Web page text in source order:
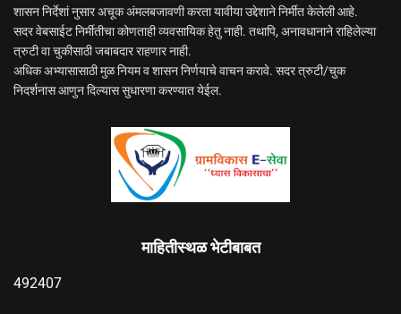
शासन निर्देशां नुसार अचूक अंमलबजावणी करता यावीया उद्देशाने निर्मीत केलेली आहे.
सदर वेबसाईट निर्मीतीचा कोणताही व्यवसायिक हेतु नाही. तथापि, अनावधानाने राहिलेल्या
त्रुटी वा चुकीसाठी जबाबदार राहणार नाही.
अधिक अभ्यासासाठी मुळ नियम व शासन निर्णयाचे वाचन करावे. सदर त्रुटी/चुक
निदर्शनास आणुन दिल्यास सुधारणा करण्यात येईल.
माहितीस्थळ भेटीबाबत
492407